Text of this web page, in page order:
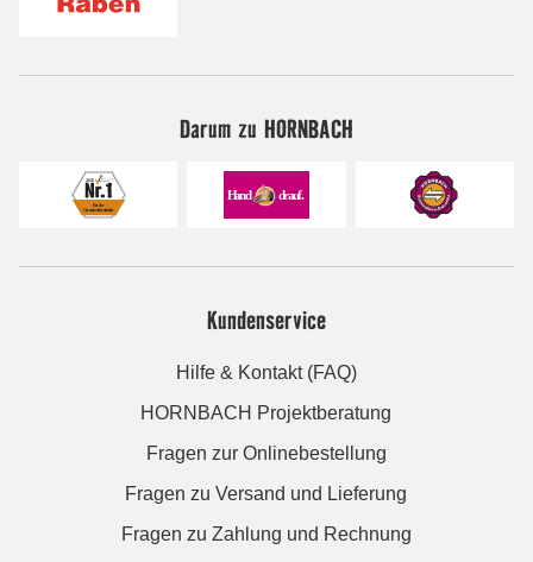
Darum zu HORNBACH
Kundenservice
Hilfe & Kontakt (FAQ)
HORNBACH Projektberatung
Fragen zur Onlinebestellung
Fragen zu Versand und Lieferung
Fragen zu Zahlung und Rechnung